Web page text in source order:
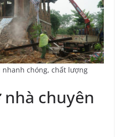
nhanh chóng, chất lượng
chuyên